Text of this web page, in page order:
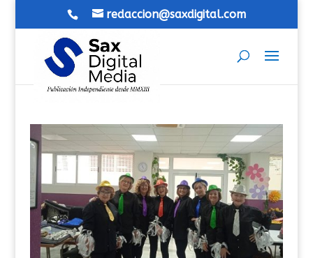
redaccion@saxdigital.com